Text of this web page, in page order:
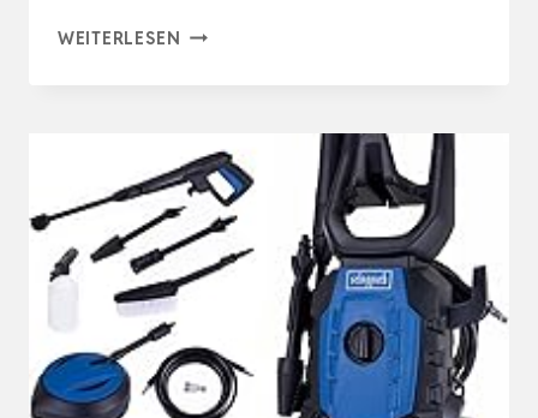
WEITERLESEN HOCHDRUCKREINIGER,
M²/H,
FLÄCHENLEISTUNG:
MAX.
145
BAR,
FÖRDERMENGE:
420
L/H,